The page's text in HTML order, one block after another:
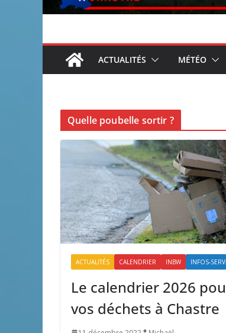
ACTUALITÉS MÉTÉO
Quelle poubelle sortir ?
ACTUALITÉS CALENDRIER INBW INFOS-
Le calendrier 2026
vos déchets à Chastre